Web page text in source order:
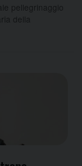
pellegrinaggio
della